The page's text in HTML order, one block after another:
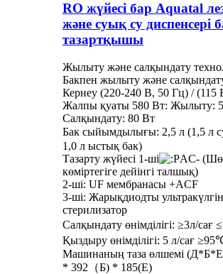
RO жүйесі бар Aquatal
және суық су диспенсері
тазартқышы
Жылыту және салқындату
Бакпен жылыту және
Кернеу (220-240 В, 50 Гц) / (115
Жалпы қуаты 580 Вт: Жылыту:
Салқындату: 80 Вт
Бак сыйымдылығы: 2,5 л (1,5 л
1,0 л ыстық бак)
Тазарту жүйесі 1-ші
AC-
көміртегіге дейінгі талшық)
2-ші: UF мембранасы +ACF
3-ші: Жарықдиодты ультракүлгін
стерилизатор
Салқындату өнімділігі: ≥3л/сағ
Қыздыру өнімділігі: 5 л/сағ
Машинаның таза өлшемі
* 392（Б) * 185(Е)